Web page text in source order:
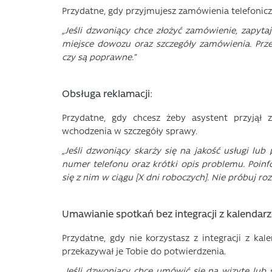
Przydatne, gdy przyjmujesz zamówienia
„Jeśli dzwoniący chce złożyć zamówienie,
miejsce dowozu oraz szczegóły zamówienia.
czy są poprawne.”
Obsługa reklamacji:
Przydatne, gdy chcesz żeby asystent
wchodzenia w szczegóły sprawy.
„Jeśli dzwoniący skarży się na jakość usługi
numer telefonu oraz krótki opis problemu.
się z nim w ciągu [X dni roboczych]. Nie próbuj
Umawianie spotkań bez integracji z
Przydatne, gdy nie korzystasz z integracji z
przekazywał je Tobie do potwierdzenia.